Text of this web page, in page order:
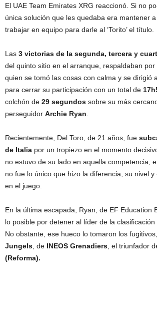
El UAE Team Emirates XRG reaccionó. Si no
única solución que les quedaba era mantener
trabajar en equipo para darle al ‘Torito’ el título.
Las 3 victorias de la segunda, tercera y
del quinto sitio en el arranque, respaldaban por
quien se tomó las cosas con calma y se dirigió
para cerrar su participación con un total de
colchón de 29 segundos sobre su más
perseguidor Archie Ryan
Recientemente, Del Toro, de 21 años, fue
de Italia por un tropiezo en el momento
no estuvo de su lado en aquella competencia,
no fue lo único que hizo la diferencia, su nivel
en el juego.
En la última escapada, Ryan, de EF Education
lo posible por detener al líder de la clasificación
No obstante, ese hueco lo tomaron los
Jungels , de INEOS Grenadiers , el triunfador
(Reforma).